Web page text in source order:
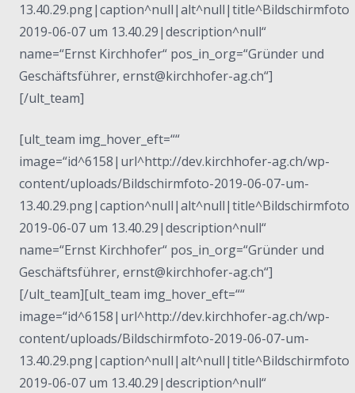
13.40.29.png|caption^null|alt^null|title^Bildschirmfoto
2019-06-07 um 13.40.29|description^null“
name=“Ernst Kirchhofer“ pos_in_org=“Gründer und
Geschäftsführer, ernst@kirchhofer-ag.ch“]
[/ult_team]
[ult_team img_hover_eft=““
image=“id^6158|url^http://dev.kirchhofer-ag.ch/wp-
content/uploads/Bildschirmfoto-2019-06-07-um-
13.40.29.png|caption^null|alt^null|title^Bildschirmfoto
2019-06-07 um 13.40.29|description^null“
name=“Ernst Kirchhofer“ pos_in_org=“Gründer und
Geschäftsführer, ernst@kirchhofer-ag.ch“]
[/ult_team][ult_team img_hover_eft=““
image=“id^6158|url^http://dev.kirchhofer-ag.ch/wp-
content/uploads/Bildschirmfoto-2019-06-07-um-
13.40.29.png|caption^null|alt^null|title^Bildschirmfoto
2019-06-07 um 13.40.29|description^null“